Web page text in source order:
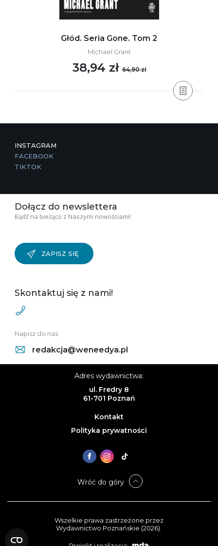
Głód. Seria Gone. Tom 2
Michael Grant
38,94 zł64,90 zł
INSTAGRAM
FACEBOOK
TIKTOK
Dołącz do newslettera
Bądź na bieżąco z Naszymi nowościami!
ZAPISZ SIĘ
Skontaktuj się z nami!
Napisz do nas:
redakcja@weneedya.pl
Adres wydawnictwa:
ul. Fredry 8
61-701 Poznań
Kontakt
Polityka prywatności
Wróć do góry
Wszelkie prawa zastrzeżone przez
Wydawnictwo Poznańskie (2026).